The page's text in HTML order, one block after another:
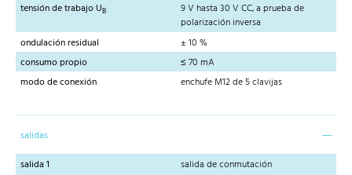
tensión de trabajo UB
9 V hasta 30 V CC, a prueba de
polarización inversa
ondulación residual
± 10 %
consumo propio
≤ 70 mA
modo de conexión
enchufe M12 de 5 clavijas
salidas
salida 1
salida de conmutación